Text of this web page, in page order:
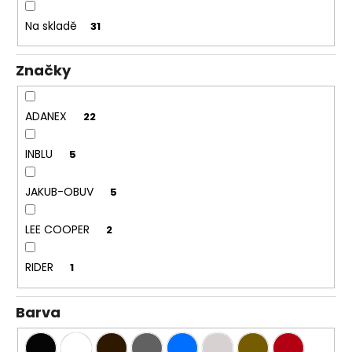
k
ů
Na skladě 31
Značky
ADANEX 22
INBLU 5
JAKUB-OBUV 5
LEE COOPER 2
RIDER 1
Barva
a
j
í
t
?
D
o
p
o
r